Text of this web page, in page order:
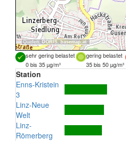
Quellen: DORIS, basemap.at
sehr gering belastet gering belastet
0 bis 35 µg/m³
35 bis 50 µg/m³
Station
Enns-Kristein
3
Linz-Neue
Welt
Linz-
Römerberg